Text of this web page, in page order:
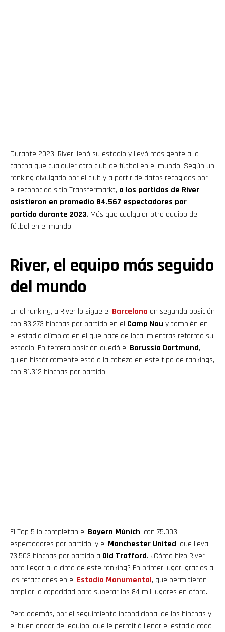
Durante 2023, River llenó su estadio y llevó más gente a la
cancha que cualquier otro club de fútbol en el mundo. Según un
ranking divulgado por el club y a partir de datos recogidos por
el reconocido sitio Transfermarkt, a los partidos de River
asistieron en promedio 84.567 espectadores por
partido durante 2023. Más que cualquier otro equipo de
fútbol en el mundo.
River, el equipo más seguido
del mundo
En el ranking, a River lo sigue el Barcelona en segunda posición
con 83.273 hinchas por partido en el Camp Nou y también en
el estadio olímpico en el que hace de local mientras reforma su
estadio. En tercera posición quedó el Borussia Dortmund,
quien históricamente está a la cabeza en este tipo de rankings,
con 81.312 hinchas por partido.
El Top 5 lo completan el Bayern Múnich, con 75.003
espectadores por partido, y el Manchester United, que lleva
73.503 hinchas por partido a Old Trafford. ¿Cómo hizo River
para llegar a la cima de este ranking? En primer lugar, gracias a
las refacciones en el Estadio Monumental, que permitieron
ampliar la capacidad para superar los 84 mil lugares en aforo.
Pero además, por el seguimiento incondicional de los hinchas y
el buen andar del equipo, que le permitió llenar el estadio cada